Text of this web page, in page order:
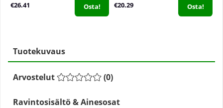
€26.41 Osta! €20.29 Osta!
Tuotekuvaus
Arvostelut (0)
Ravintosisältö & Ainesosat